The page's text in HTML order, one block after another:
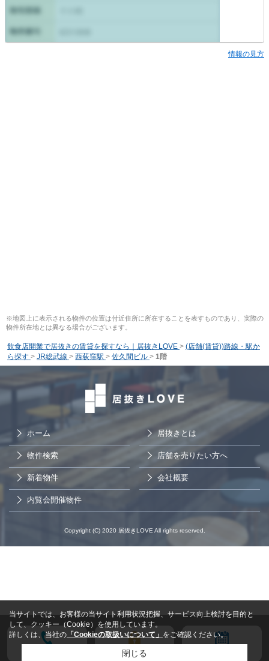
情報の見方
※地図上に表示される物件の位置は付近住所に所在することを表すものであり、実際の
物件所在地とは異なる場合がございます。
飲食店開業で居抜きの賃貸を探すなら｜居抜きLOVE > (店舗(賃貸))路線・駅か
ら探す > JR総武線 > 西荻窪駅 > 佐久間ビル > 1階
ホーム 居抜きとは
物件検索 店舗を売りたい方へ
新着物件 会社概要
内覧会開催物件
会員登録
Copyright (C) 2020 居抜きLOVE All rights reserved.
当サイトでは、お客様の当サイト利用状況把握、サービス向上検討を目的と
して、クッキー（Cookie）を使用しています。
詳しくは、当社の 「Cookieの取扱いについて」 をご確認ください。
閉じる